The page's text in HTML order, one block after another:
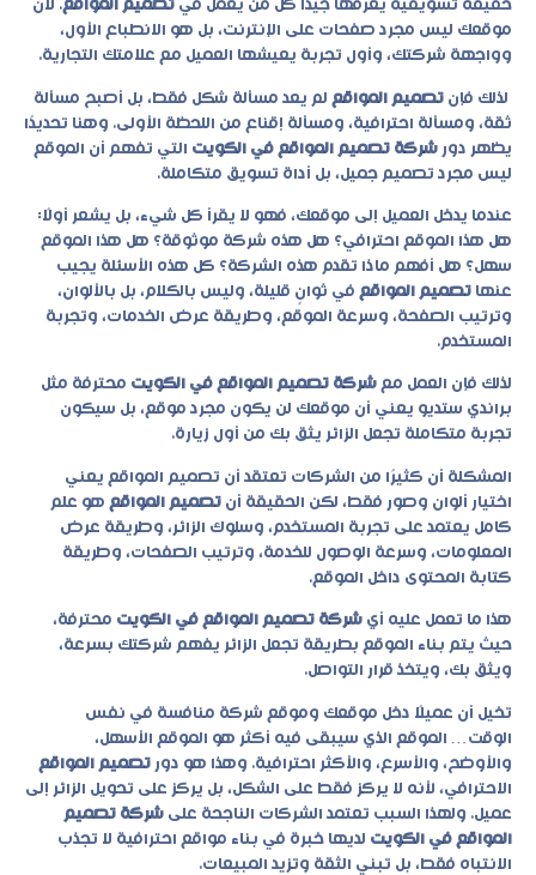
حقيقة تسويقية يعرفها جيدًا كل من يعمل في تصميم المواقع. لأن
موقعك ليس مجرد صفحات على الإنترنت، بل هو الانطباع الأول،
وواجهة شركتك، وأول تجربة يعيشها العميل مع علامتك التجارية.
لذلك فإن تصميم المواقع لم يعد مسألة شكل فقط، بل أصبح مسألة
ثقة، ومسألة احترافية، ومسألة إقناع من اللحظة الأولى. وهنا تحديدًا
يظهر دور شركة تصميم المواقع في الكويت التي تفهم أن الموقع
ليس مجرد تصميم جميل، بل أداة تسويق متكاملة.
عندما يدخل العميل إلى موقعك، فهو لا يقرأ كل شيء، بل يشعر أولًا:
هل هذا الموقع احترافي؟ هل هذه شركة موثوقة؟ هل هذا الموقع
سهل؟ هل أفهم ماذا تقدم هذه الشركة؟ كل هذه الأسئلة يجيب
عنها تصميم المواقع في ثوانٍ قليلة، وليس بالكلام، بل بالألوان،
وترتيب الصفحة، وسرعة الموقع، وطريقة عرض الخدمات، وتجربة
المستخدم.
لذلك فإن العمل مع شركة تصميم المواقع في الكويت محترفة مثل
براندي ستديو يعني أن موقعك لن يكون مجرد موقع، بل سيكون
تجربة متكاملة تجعل الزائر يثق بك من أول زيارة.
المشكلة أن كثيرًا من الشركات تعتقد أن تصميم المواقع يعني
اختيار ألوان وصور فقط، لكن الحقيقة أن تصميم المواقع هو علم
كامل يعتمد على تجربة المستخدم، وسلوك الزائر، وطريقة عرض
المعلومات، وسرعة الوصول للخدمة، وترتيب الصفحات، وطريقة
كتابة المحتوى داخل الموقع.
هذا ما تعمل عليه أي شركة تصميم المواقع في الكويت محترفة،
حيث يتم بناء الموقع بطريقة تجعل الزائر يفهم شركتك بسرعة،
ويثق بك، ويتخذ قرار التواصل.
تخيل أن عميلًا دخل موقعك وموقع شركة منافسة في نفس
الوقت… الموقع الذي سيبقى فيه أكثر هو الموقع الأسهل،
والأوضح، والأسرع، والأكثر احترافية. وهذا هو دور تصميم المواقع
الاحترافي، لأنه لا يركز فقط على الشكل، بل يركز على تحويل الزائر إلى
عميل. ولهذا السبب تعتمد الشركات الناجحة على شركة تصميم
المواقع في الكويت لديها خبرة في بناء مواقع احترافية لا تجذب
الانتباه فقط، بل تبني الثقة وتزيد المبيعات.